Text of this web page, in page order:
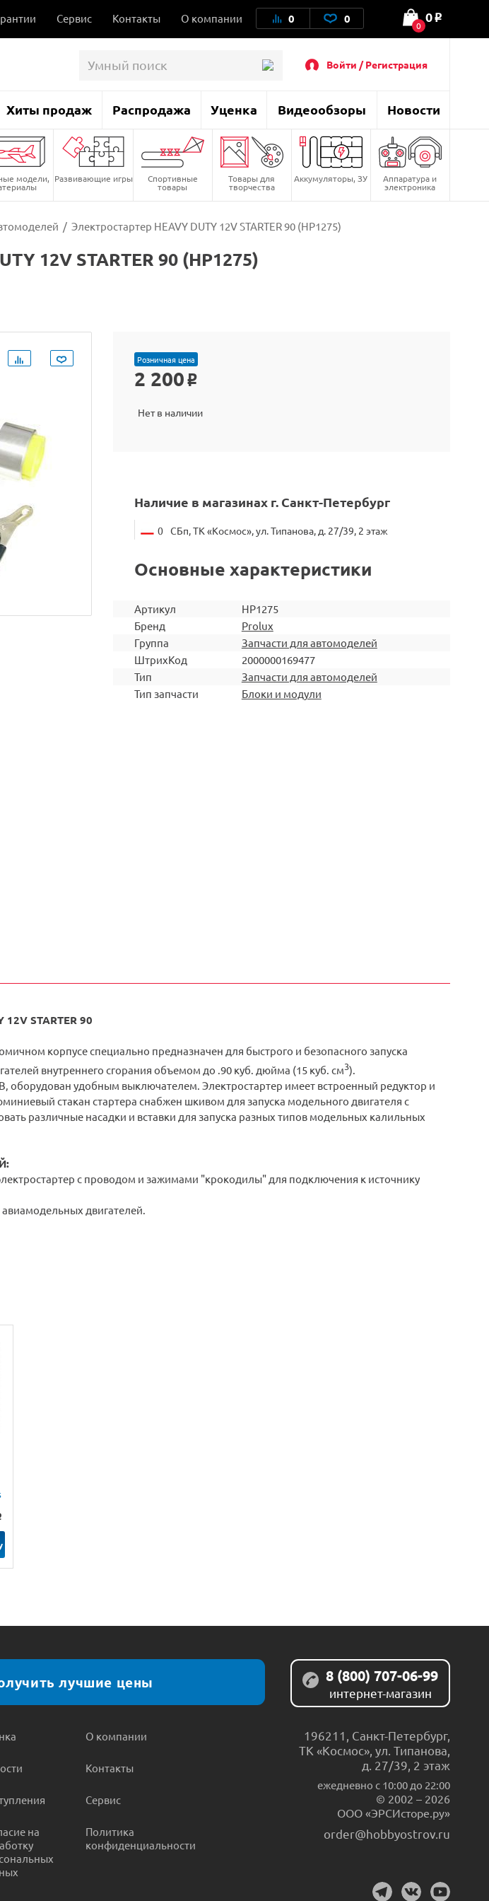
Сервис Контакты О компании 0 0 0
0 o
Войти / Регистрация
Хиты продаж Распродажа Уценка Видеообзоры Новости
модели, Развивающие игры Спортивные
товары
Товары для
творчества
Аккумуляторы, ЗУ Аппаратура и
электроника
/ Электростартер HEAVY DUTY 12V STARTER 90 (HP1275)
12V STARTER 90 (HP1275)
Розничная цена
2 200 o
Нет в наличии
Наличие в магазинах г. Санкт-Петербург
0 СБп, ТК «Космос», ул. Типанова, д. 27/39, 2 этаж
Основные характеристики
Артикул
HP1275
Бренд
Prolux
Группа
Запчасти для автомоделей
ШтрихКод
2000000169477
Тип
Запчасти для автомоделей
Тип запчасти
Блоки и модули
12V STARTER 90
корпусе специально предназначен для быстрого и безопасного запуска
внутреннего сгорания объемом до .90 куб. дюйма (15 куб. см3).
оборудован удобным выключателем. Электростартер имеет встроенный редуктор и
стакан стартера снабжен шкивом для запуска модельного двигателя с
различные насадки и вставки для запуска разных типов модельных калильных
электростартер с проводом и зажимами "крокодилы" для подключения к источнику
двигателей.
лучшие цены
на
О компании
Контакты
Сервис
Политика
конфиденциальности
8 (800) 707-06-99
интернет-магазин
196211 Санкт-Петербург,
ТК «Космос», ул. Типанова,
д. 27/39, 2 этаж
ежедневно c 10:00 до 22:00
© 2002 – 2026
ООО «ЭРСИсторе.ру»
order@hobbyostrov.ru